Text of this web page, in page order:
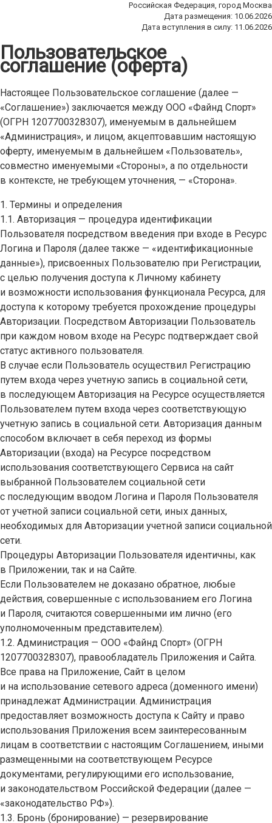
Российская Федерация, город Москва
Дата размещения: 10.06.2026
Дата вступления в силу: 11.06.2026
Пользовательское
соглашение (оферта)
Настоящее Пользовательское соглашение (далее —
«Соглашение») заключается между ООО «Файнд Спорт»
(ОГРН 1207700328307), именуемым в дальнейшем
«Администрация», и лицом, акцептовавшим настоящую
оферту, именуемым в дальнейшем «Пользователь»,
совместно именуемыми «Стороны», а по отдельности
в контексте, не требующем уточнения, — «Сторона».
1. Термины и определения
1.1. Авторизация — процедура идентификации
Пользователя посредством введения при входе в Ресурс
Логина и Пароля (далее также — «идентификационные
данные»), присвоенных Пользователю при Регистрации,
с целью получения доступа к Личному кабинету
и возможности использования функционала Ресурса, для
доступа к которому требуется прохождение процедуры
Авторизации. Посредством Авторизации Пользователь
при каждом новом входе на Ресурс подтверждает свой
статус активного пользователя.
В случае если Пользователь осуществил Регистрацию
путем входа через учетную запись в социальной сети,
в последующем Авторизация на Ресурсе осуществляется
Пользователем путем входа через соответствующую
учетную запись в социальной сети. Авторизация данным
способом включает в себя переход из формы
Авторизации (входа) на Ресурсе посредством
использования соответствующего Сервиса на сайт
выбранной Пользователем социальной сети
с последующим вводом Логина и Пароля Пользователя
от учетной записи социальной сети, иных данных,
необходимых для Авторизации учетной записи социальной
сети.
Процедуры Авторизации Пользователя идентичны, как
в Приложении, так и на Сайте.
Если Пользователем не доказано обратное, любые
действия, совершенные с использованием его Логина
и Пароля, считаются совершенными им лично (его
уполномоченным представителем).
1.2. Администрация — ООО «Файнд Спорт» (ОГРН
1207700328307), правообладатель Приложения и Сайта.
Все права на Приложение, Сайт в целом
и на использование сетевого адреса (доменного имени)
принадлежат Администрации. Администрация
предоставляет возможность доступа к Сайту и право
использования Приложения всем заинтересованным
лицам в соответствии с настоящим Соглашением, иными
размещенными на соответствующем Ресурсе
документами, регулирующими его использование,
и законодательством Российской Федерации (далее —
«законодательство РФ»).
1.3. Бронь (бронирование) — резервирование